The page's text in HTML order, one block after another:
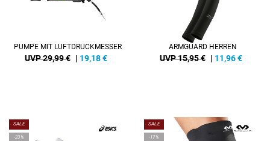
PUMPE MIT LUFTDRUCKMESSER
UVP 29,99 € | 19,18€
ARMGUARD HERREN
UVP 15,95 € | 11,96€
SALE
-23%
SALE
-17%